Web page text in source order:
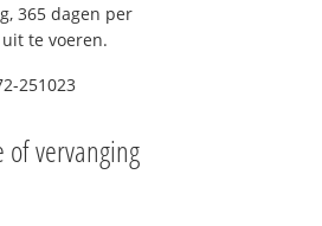
365 dagen per
te voeren.
251023
vervanging